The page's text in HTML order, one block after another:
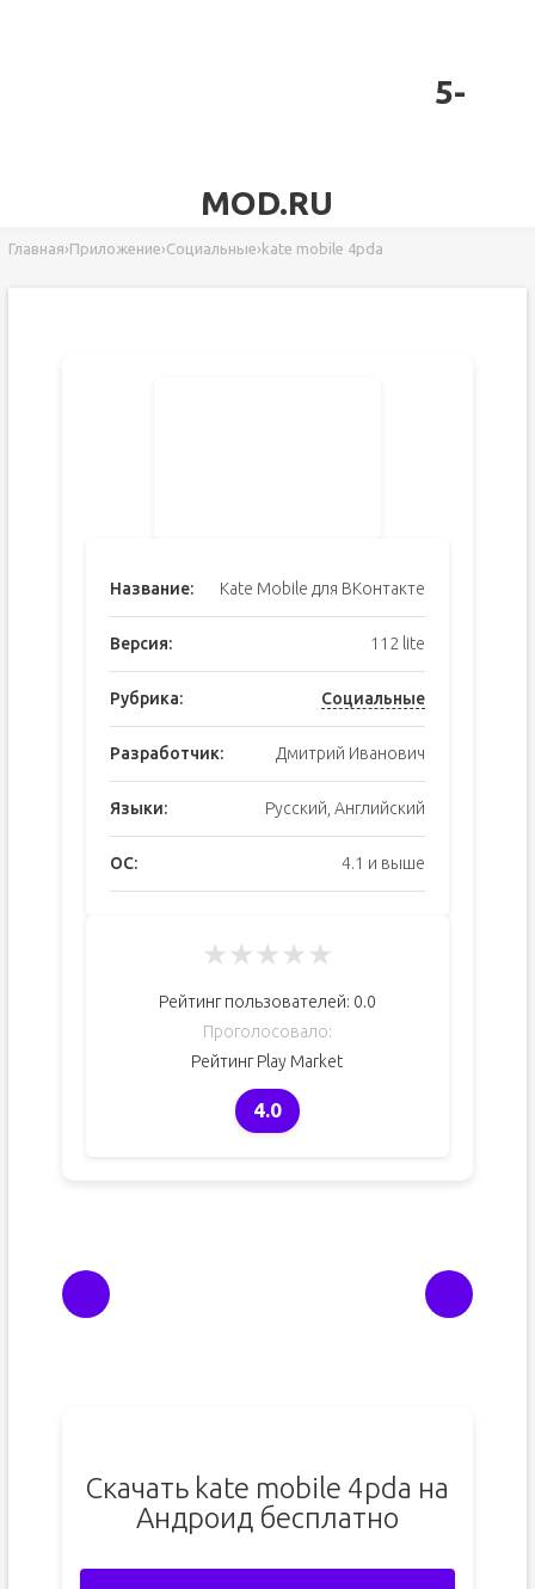
5-
MOD.RU
Главная›Приложение›Социальные› kate mobile 4pda
Название: Kate Mobile для ВКонтакте
Версия: 112 lite
Рубрика: Социальные
Разработчик: Дмитрий Иванович
Языки: Русский, Английский
ОС: 4.1 и выше
★★★★★
Рейтинг пользователей: 0.0
Проголосовало:
Рейтинг Play Market
4.0
Скачать kate mobile 4pda на
Андроид бесплатно